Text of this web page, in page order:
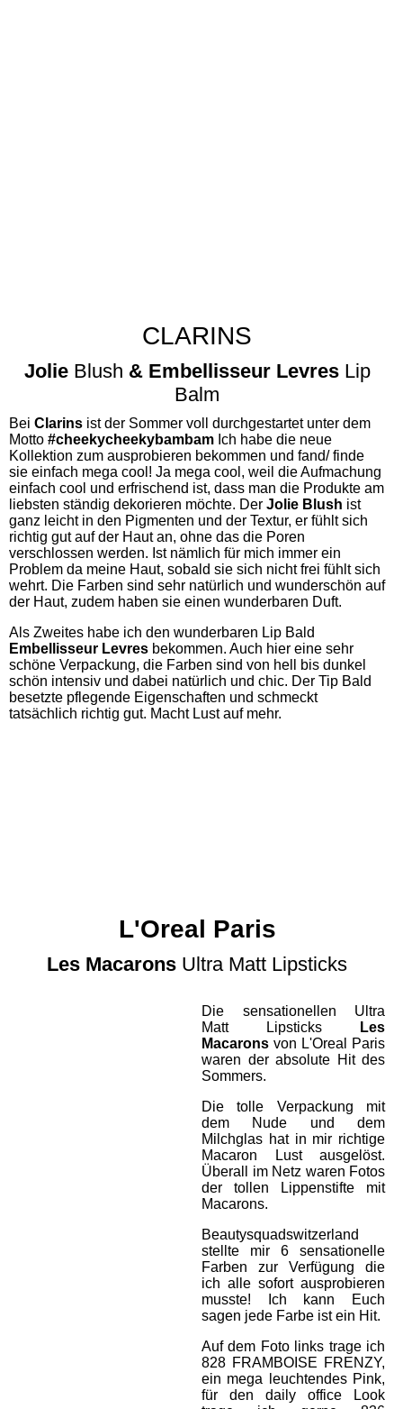
CLARINS
Jolie Blush & Embellisseur Levres Lip
Balm
Bei Clarins ist der Sommer voll durchgestartet unter dem
Motto #cheekycheekybambam Ich habe die neue
Kollektion zum ausprobieren bekommen und fand/ finde
sie einfach mega cool! Ja mega cool, weil die Aufmachung
einfach cool und erfrischend ist, dass man die Produkte am
liebsten ständig dekorieren möchte. Der Jolie Blush ist
ganz leicht in den Pigmenten und der Textur, er fühlt sich
richtig gut auf der Haut an, ohne das die Poren
verschlossen werden. Ist nämlich für mich immer ein
Problem da meine Haut, sobald sie sich nicht frei fühlt sich
wehrt. Die Farben sind sehr natürlich und wunderschön auf
der Haut, zudem haben sie einen wunderbaren Duft.
Als Zweites habe ich den wunderbaren Lip Bald
Embellisseur Levres bekommen. Auch hier eine sehr
schöne Verpackung, die Farben sind von hell bis dunkel
schön intensiv und dabei natürlich und chic. Der Tip Bald
besetzte pflegende Eigenschaften und schmeckt
tatsächlich richtig gut. Macht Lust auf mehr.
L'Oreal Paris
Les Macarons Ultra Matt Lipsticks
Die sensationellen Ultra
Matt Lipsticks
Les
Macarons von L'Oreal Paris
waren der absolute Hit des
Sommers.
Die tolle Verpackung mit
dem Nude und dem
Milchglas hat in mir richtige
Macaron Lust ausgelöst.
Überall im Netz waren Fotos
der tollen Lippenstifte mit
Macarons.
Beautysquadswitzerland
stellte mir 6 sensationelle
Farben zur Verfügung die
ich alle sofort ausprobieren
musste! Ich kann Euch
sagen jede Farbe ist ein Hit.
Auf dem Foto links trage ich
828 FRAMBOISE FRENZY,
ein mega leuchtendes Pink,
für den daily office Look